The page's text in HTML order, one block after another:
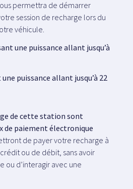
permettra de démarrer
session de recharge lors du
véhicule.
une puissance allant jusqu’à
puissance allant jusqu’à 22
de cette station sont
de paiement électronique
de payer votre recharge à
ou de débit, sans avoir
ou d’interagir avec une